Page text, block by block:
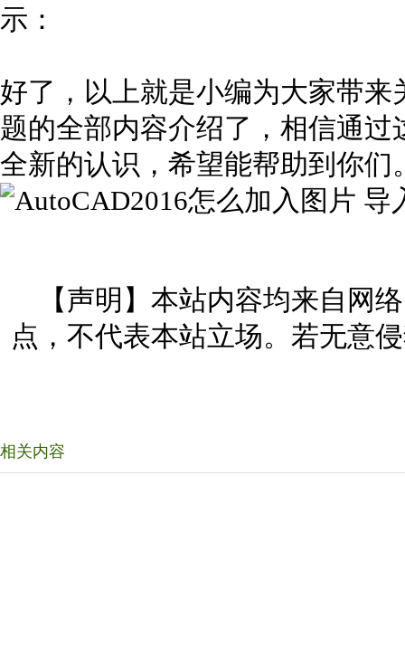
示：
好了，以上就是小编为大家带来
题的全部内容介绍了，相信通
全新的认识，希望能帮助到你们
【声明】本站内容均来自网
点，不代表本站立场。若无意
相关内容